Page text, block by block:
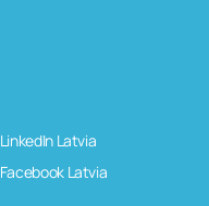
LinkedIn Latvia
Facebook Latvia